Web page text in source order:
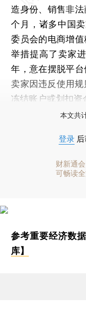
造身份、销售非
个月，诸多中国
委员会的电商增
举措提高了卖家
年，意在摆脱平
卖家因违反使用
冻结账户或划扣资
本文共
登录
财新通
可畅读
参考重要经济数
库】